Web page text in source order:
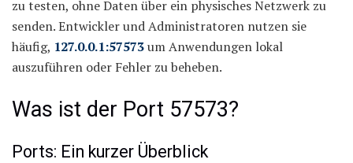
zu testen, ohne Daten über ein physisches Netzwerk zu
senden. Entwickler und Administratoren nutzen sie
häufig, 127.0.0.1:57573um Anwendungen lokal
auszuführen oder Fehler zu beheben.
Was ist der Port 57573?
Ports: Ein kurzer Überblick